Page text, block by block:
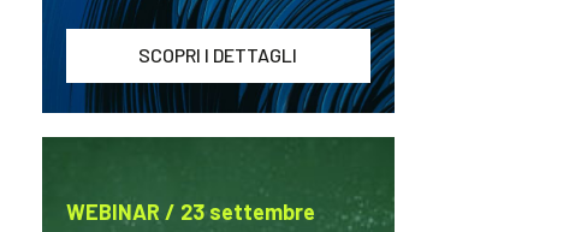
SCOPRI I DETTAGLI
WEBINAR / 23 settembre